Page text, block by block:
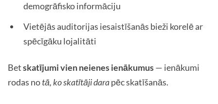
demogrāfisko informāciju
Vietējās auditorijas iesaistīšanās bieži korelē ar
spēcīgāku lojalitāti
Betskatījumi vien neienes ienākumus— ienākumi
rodas notā, ko skatītāji darapēc skatīšanās.